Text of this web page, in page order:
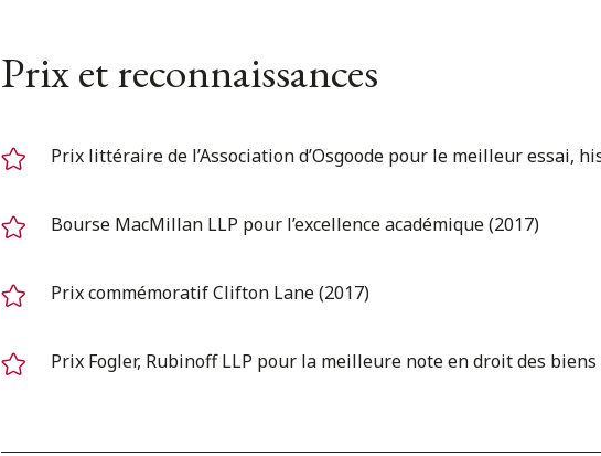
Prix et reconnaissances
Prix littéraire de l’Association d’Osgoode pour le meilleur essai,
Bourse MacMillan LLP pour l’excellence académique (2017)
Prix commémoratif Clifton Lane (2017)
Prix Fogler, Rubinoff LLP pour la meilleure note en droit des biens